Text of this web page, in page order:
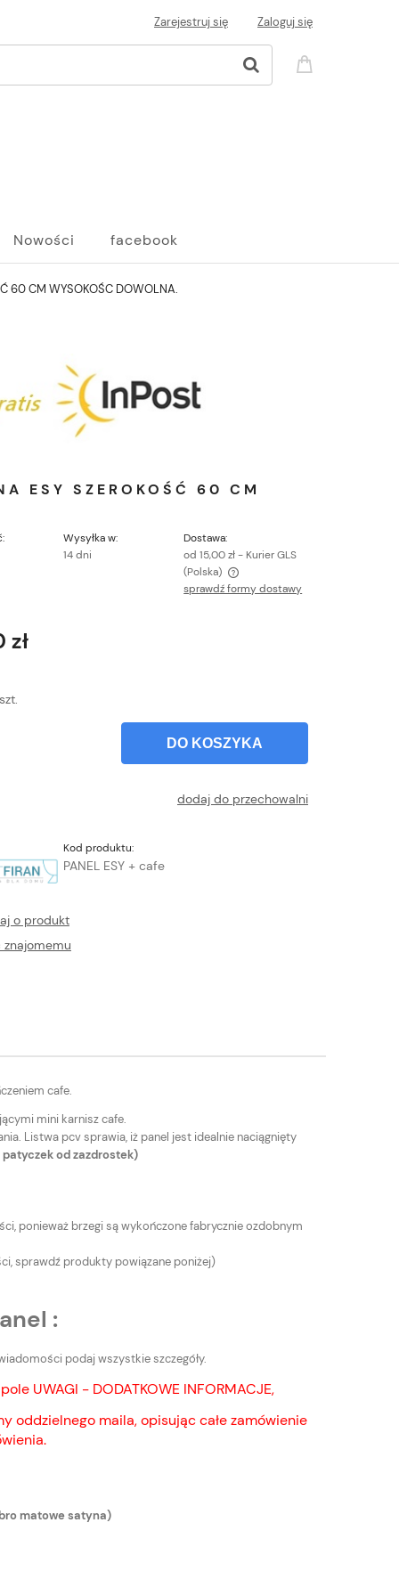
Zarejestruj się Zaloguj się
Nowości facebook
60 CM WYSOKOŚC DOWOLNA.
ESY SZEROKOŚĆ 60 CM
Wysyłka w:
14 dni
Dostawa:
od 15,00 zł - Kurier GLS
(Polska)
sprawdź formy dostawy
zł
szt.
DO KOSZYKA
dodaj do przechowalni
Kod produktu:
PANEL ESY + cafe
o produkt
znajomemu
cafe.
mini karnisz cafe.
Listwa pcv sprawia, iż panel jest idealnie naciągnięty
od zazdrostek)
ponieważ brzegi są wykończone fabrycznie ozdobnym
sprawdź produkty powiązane poniżej)
:
podaj wszystkie szczegóły.
UWAGI - DODATKOWE INFORMACJE,
oddzielnego maila, opisując całe zamówienie
matowe satyna)